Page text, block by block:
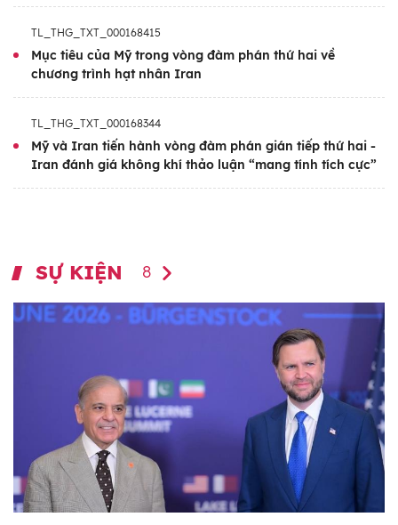
thủ đô Muscat của nước này. Các cuộc thảo
luận nhằm hướng tới một thỏa thuận “công
bằng, bền vững và mang tính ràng buộc”,
qua đó đảm bảo Iran không sở hữu vũ khí
lượng hạt nhân vì mục đích hòa bình, đồng
thời nước này sẽ từng bước được dỡ bỏ
trừng phạt.
TL_THG_TXT_000168415
Mục tiêu của Mỹ trong vòng đàm phán thứ hai về
chương trình hạt nhân Iran
TL_THG_TXT_000168344
Mỹ và Iran tiến hành vòng đàm phán gián tiếp thứ hai -
Iran đánh giá không khí thảo luận “mang tính tích cực”
SỰ KIỆN 8